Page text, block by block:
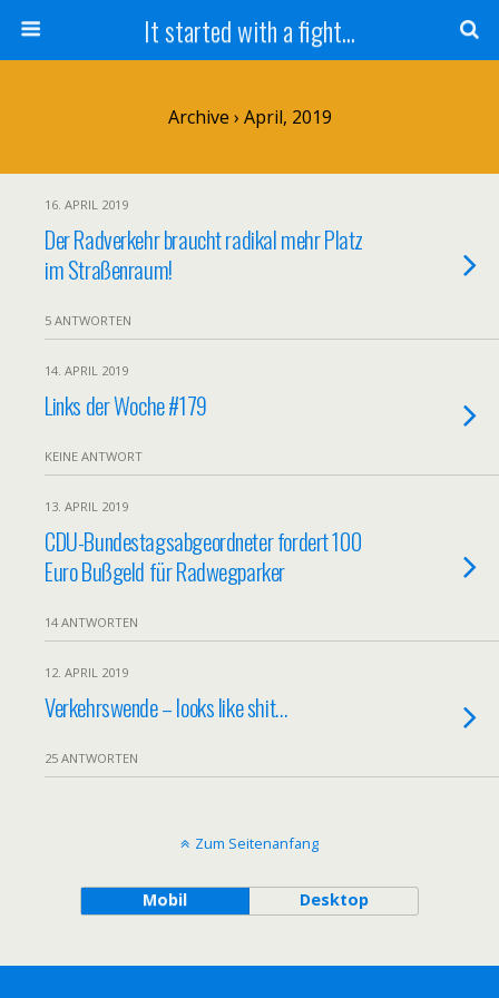
It started with a fight...
Archive › April, 2019
16. APRIL 2019
Der Radverkehr braucht radikal mehr Platz
im Straßenraum!
5 ANTWORTEN
14. APRIL 2019
Links der Woche #179
KEINE ANTWORT
13. APRIL 2019
CDU-Bundestagsabgeordneter fordert 100
Euro Bußgeld für Radwegparker
14 ANTWORTEN
12. APRIL 2019
Verkehrswende – looks like shit…
25 ANTWORTEN
Zum Seitenanfang
Mobil Desktop